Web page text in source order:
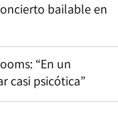
bailable en
“En un
casi psicótica”